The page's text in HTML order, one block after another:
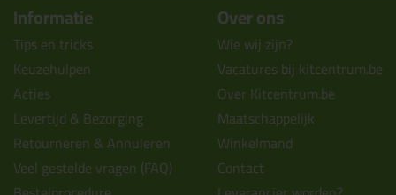
Informatie
Tips en tricks
Keuzehulpen
Acties
Levertijd & Bezorging
Retourneren & Annuleren
Veel gestelde vragen (FAQ)
Over ons
Wie wij zijn?
Vacatures bij kitcentrum.be
Over Kitcentrum.be
Maatschappelijk
Winkelmand
Contact